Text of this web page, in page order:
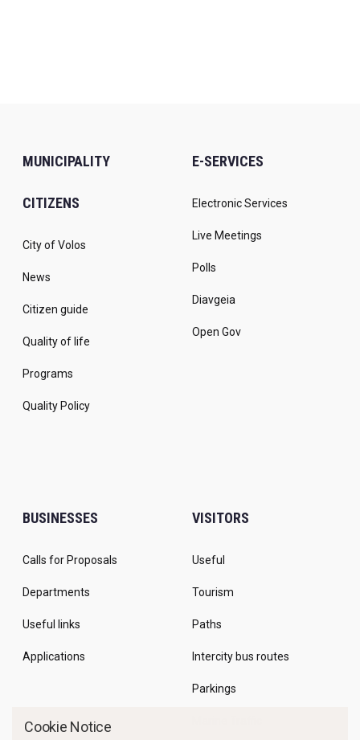
MUNICIPALITY
CITIZENS
City of Volos
News
Citizen guide
Quality of life
Programs
Quality Policy
E-SERVICES
Electronic Services
Live Meetings
Polls
Diavgeia
Open Gov
BUSINESSES
Calls for Proposals
Departments
Useful links
Applications
VISITORS
Useful
Tourism
Paths
Intercity bus routes
Parkings
Cookie Notice